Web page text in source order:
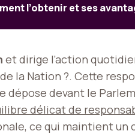
l’obtenir et ses
et dirige l’action
la Nation ?. Cette
devant le
délicat de
ce qui maintient